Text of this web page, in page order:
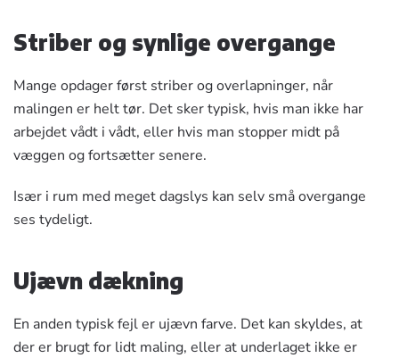
Striber og synlige overgange
Mange opdager først striber og overlapninger, når
malingen er helt tør. Det sker typisk, hvis man ikke har
arbejdet vådt i vådt, eller hvis man stopper midt på
væggen og fortsætter senere.
Især i rum med meget dagslys kan selv små overgange
ses tydeligt.
Ujævn dækning
En anden typisk fejl er ujævn farve. Det kan skyldes, at
der er brugt for lidt maling, eller at underlaget ikke er